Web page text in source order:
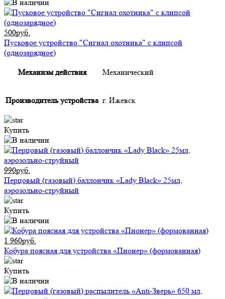
500руб.
Пусковое устройство "Сигнал охотника" с клипсой
(однозарядное)
Механизм действия Механический
Производитель устройства г. Ижевск
Купить
990руб.
Перцовый (газовый) баллончик «Lady Black» 25мл,
аэрозольно-струйный
Купить
1 960руб.
Кобура поясная для устройства «Пионер» (формованная)
Купить